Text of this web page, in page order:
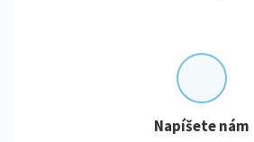
Napíšete nám